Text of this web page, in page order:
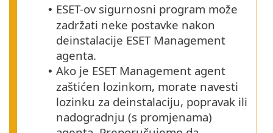
• ESET-ov sigurnosni program može
zadržati neke postavke nakon
deinstalacije ESET Management
agenta.
• Ako je ESET Management agent
zaštićen lozinkom, morate navesti
lozinku za deinstalaciju, popravak ili
nadogradnju (s promjenama)